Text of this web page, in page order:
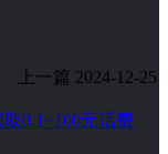
上一篇 2024-12-25
0.1~100元话费